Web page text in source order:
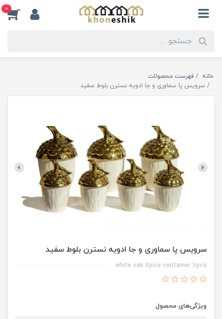
0
خانه
فهرست محصولات
سرویس پا سماوری و جا ادویه نسترن بلوط سفید
سرویس پا سماوری و جا ادویه نسترن بلوط سفید
white oak Spice container 7pcs
ویژگی‌های محصول